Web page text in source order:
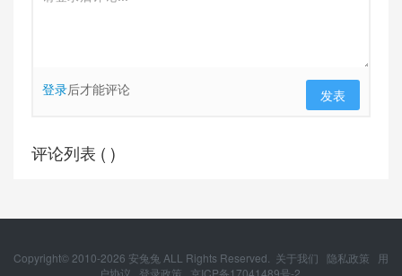
登录后才能评论 发表
评论列表 ( )
Copyright© 2010-2026 安兔兔 ALL Rights Reserved. 关于我们 隐私政策
用
户协议
登录政策 京ICP备17041489号-2